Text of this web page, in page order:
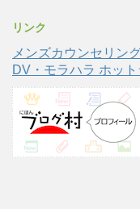
リンク
メンズカウンセリン
DV・モラハラ ホッ